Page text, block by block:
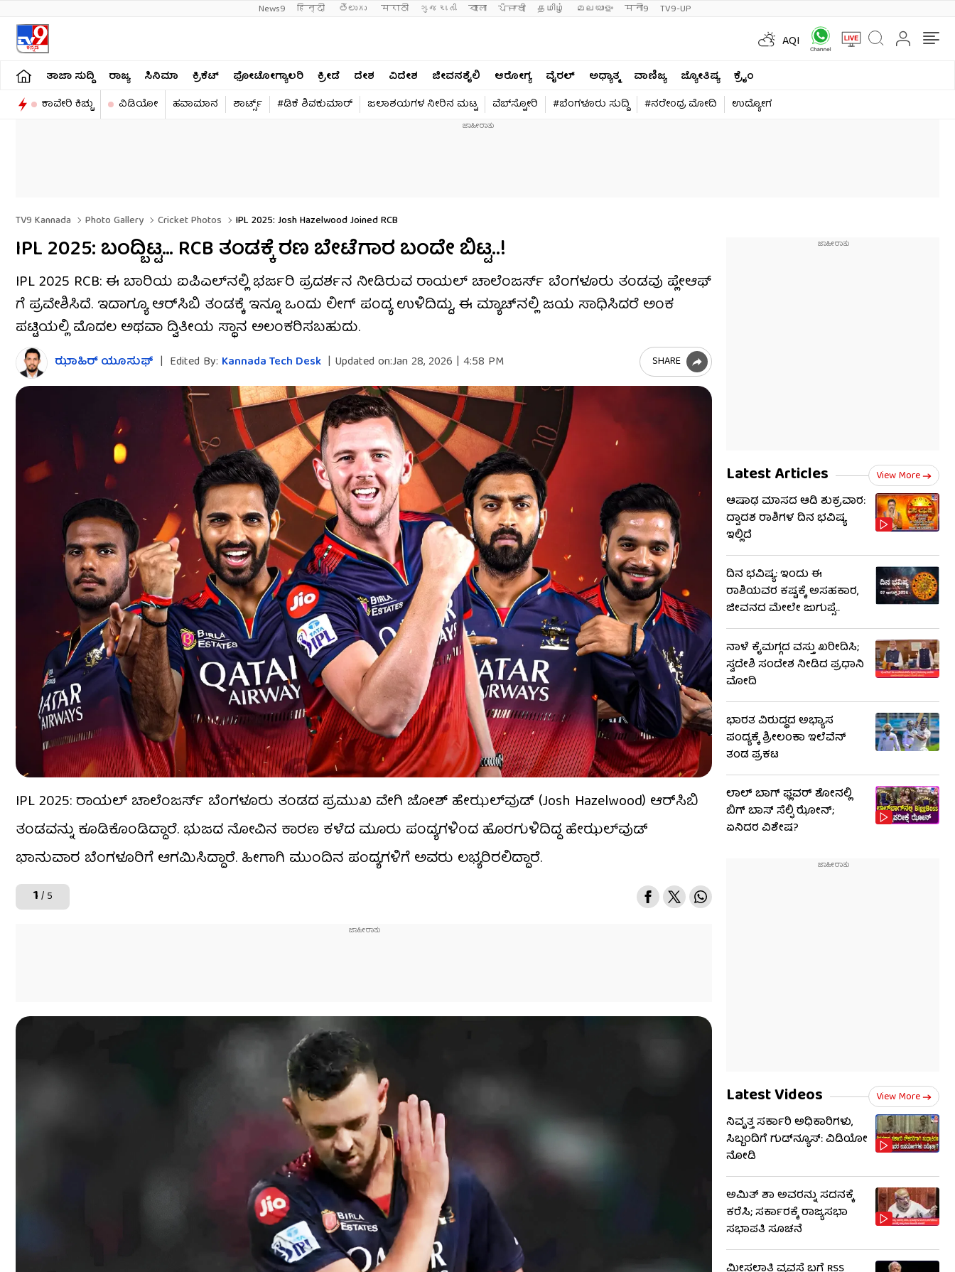
News9 हिन्दी తెలుగు मराठी ગુજરાતી বাংলা ਪੰਜਾਬੀ தமிழ் മലയാളം मनी9 TV9-UP
AQI
ತಾಜಾ ಸುದ್ದಿ ರಾಜ್ಯ ಸಿನಿಮಾ ಕ್ರಿಕೆಟ್​ ಫೋಟೋಗ್ಯಾಲರಿ ಕ್ರೀಡೆ ದೇಶ ವಿದೇಶ ಜೀವನಶೈಲಿ ಆರೋಗ್ಯ ವೈರಲ್​ ಅಧ್ಯಾತ್ಮ ವಾಣಿಜ್ಯ ಜ್ಯೋತಿಷ್ಯ
ಕ್ರೈಂ
ಕಾವೇರಿ ಕಿಚ್ಚು
ವಿಡಿಯೋ ಹವಾಮಾನ ಶಾರ್ಟ್ಸ್​ #ಡಿಕೆ ಶಿವಕುಮಾರ್​ ಜಲಾಶಯಗಳ ನೀರಿನ ಮಟ್ಟ ವೆಬ್​ಸ್ಟೋರಿ #ಬೆಂಗಳೂರು ಸುದ್ದಿ #ನರೇಂದ್ರ ಮೋದಿ ಉದ್ಯೋಗ
TV9 Kannada Photo Gallery Cricket Photos IPL 2025: Josh Hazelwood Joined RCB
IPL 2025: ಬಂದ್ಬಿಟ್ಟ… RCB ತಂಡಕ್ಕೆ ರಣ ಬೇಟೆಗಾರ ಬಂದೇ ಬಿಟ್ಟ..!
IPL 2025 RCB: ಈ ಬಾರಿಯ ಐಪಿಎಲ್​ನಲ್ಲಿ ಭರ್ಜರಿ ಪ್ರದರ್ಶನ ನೀಡಿರುವ ರಾಯಲ್ ಚಾಲೆಂಜರ್ಸ್ ಬೆಂಗಳೂರು ತಂಡವು ಪ್ಲೇಆಫ್​
ಗೆ ಪ್ರವೇಶಿಸಿದೆ. ಇದಾಗ್ಯೂ ಆರ್​ಸಿಬಿ ತಂಡಕ್ಕೆ ಇನ್ನೂ ಒಂದು ಲೀಗ್ ಪಂದ್ಯ ಉಳಿದಿದ್ದು, ಈ ಮ್ಯಾಚ್​ನಲ್ಲಿ ಜಯ ಸಾಧಿಸಿದರೆ ಅಂಕ
ಪಟ್ಟಿಯಲ್ಲಿ ಮೊದಲ ಅಥವಾ ದ್ವಿತೀಯ ಸ್ಥಾನ ಅಲಂಕರಿಸಬಹುದು.
ಝಾಹಿರ್ ಯೂಸುಫ್ | Edited By: Kannada Tech Desk | Updated on:Jan 28, 2026 | 4:58 PM SHARE
IPL 2025: ರಾಯಲ್ ಚಾಲೆಂಜರ್ಸ್ ಬೆಂಗಳೂರು ತಂಡದ ಪ್ರಮುಖ ವೇಗಿ ಜೋಶ್ ಹೇಝಲ್​ವುಡ್ (Josh Hazelwood) ಆರ್​ಸಿಬಿ
ತಂಡವನ್ನು ಕೂಡಿಕೊಂಡಿದ್ದಾರೆ. ಭುಜದ ನೋವಿನ ಕಾರಣ ಕಳೆದ ಮೂರು ಪಂದ್ಯಗಳಿಂದ ಹೊರಗುಳಿದಿದ್ದ ಹೇಝಲ್​ವುಡ್
ಭಾನುವಾರ ಬೆಂಗಳೂರಿಗೆ ಆಗಮಿಸಿದ್ದಾರೆ. ಹೀಗಾಗಿ ಮುಂದಿನ ಪಂದ್ಯಗಳಿಗೆ ಅವರು ಲಭ್ಯರಿರಲಿದ್ದಾರೆ.
1 / 5
Latest Articles View More
ಆಷಾಢ ಮಾಸದ ಆಡಿ ಶುಕ್ರವಾರ:
ದ್ವಾದಶ ರಾಶಿಗಳ ದಿನ ಭವಿಷ್ಯ
ಇಲ್ಲಿದೆ
ದಿನ ಭವಿಷ್ಯ: ಇಂದು ಈ
ರಾಶಿಯವರ ಕಷ್ಟಕ್ಕೆ ಅಸಹಕಾರ,
ಜೀವನದ ಮೇಲೇ ಜುಗುಪ್ಸೆ..
ನಾಳೆ ಕೈಮಗ್ಗದ ವಸ್ತು ಖರೀದಿಸಿ;
ಸ್ವದೇಶಿ ಸಂದೇಶ ನೀಡಿದ ಪ್ರಧಾನಿ
ಮೋದಿ
ಭಾರತ ವಿರುದ್ಧದ ಅಭ್ಯಾಸ
ಪಂದ್ಯಕ್ಕೆ ಶ್ರೀಲಂಕಾ ಇಲೆವೆನ್
ತಂಡ ಪ್ರಕಟ
ಲಾಲ್ ಬಾಗ್ ಫ್ಲವರ್ ಶೋನಲ್ಲಿ
ಬಿಗ್ ಬಾಸ್ ಸೆಲ್ಫಿ ಝೋನ್;
ಏನಿದರ ವಿಶೇಷ?
Latest Videos View More
ನಿವೃತ್ತ ಸರ್ಕಾರಿ ಅಧಿಕಾರಿಗಳು,
ಸಿಬ್ಬಂದಿಗೆ ಗುಡ್​ನ್ಯೂಸ್: ವಿಡಿಯೋ
ನೋಡಿ
ಅಮಿತ್ ಶಾ ಅವರನ್ನು ಸದನಕ್ಕೆ
ಕರೆಸಿ; ಸರ್ಕಾರಕ್ಕೆ ರಾಜ್ಯಸಭಾ
ಸಭಾಪತಿ ಸೂಚನೆ